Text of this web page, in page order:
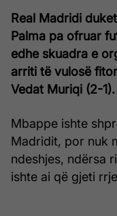
Real Madridi
Palma pa ofruar
edhe skuadra e
arriti të vulosë
Vedat Muriqi (2-1).
Mbappe ishte
Madridit, por nuk
ndeshjes, ndërsa
ishte ai që gjeti